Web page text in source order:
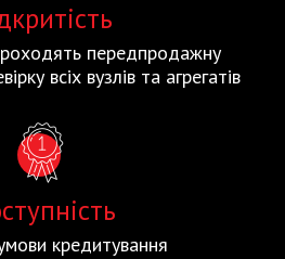
передпродажну
всіх вузлів та агрегатів
кредитування